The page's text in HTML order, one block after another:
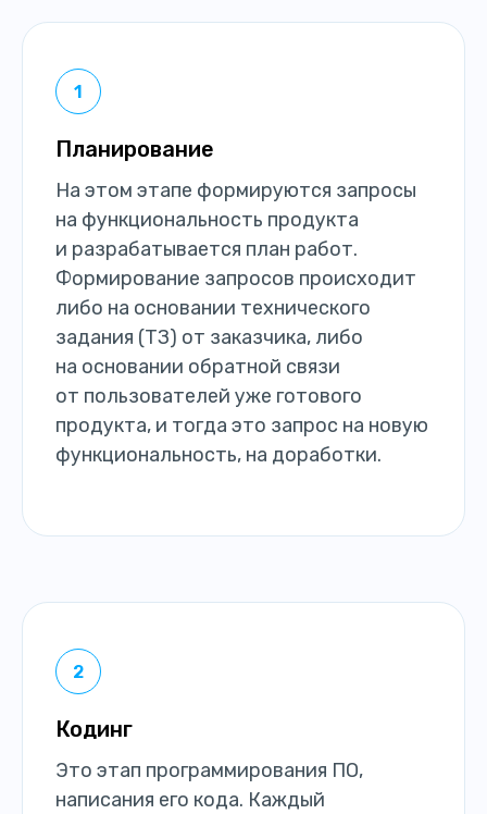
Планирование
На этом этапе формируются запросы
на функциональность продукта
и разрабатывается план работ.
Формирование запросов происходит
либо на основании технического
задания (ТЗ) от заказчика, либо
на основании обратной связи
от пользователей уже готового
продукта, и тогда это запрос на новую
функциональность, на доработки.
Кодинг
Это этап программирования ПО,
написания его кода. Каждый